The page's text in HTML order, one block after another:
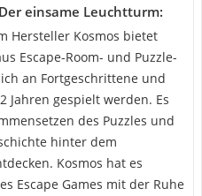
einsame Leuchtturm:
Hersteller Kosmos bietet
Escape-Room- und Puzzle-
an Fortgeschrittene und
Jahren gespielt werden. Es
des Puzzles und
hinter dem
Kosmos hat es
Escape Games mit der Ruhe